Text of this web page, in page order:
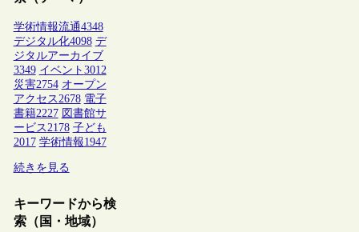
学術情報流通4348
デジタル化4098 デ
ジタルアーカイブ
3349 イベント 3012
災害2754 オープン
アクセス 2678 電子
書籍2227 図書館サ
ービス 2178 子ども
2017 学術情報1947
続きを見る
キーワードから検
索（国・地域）